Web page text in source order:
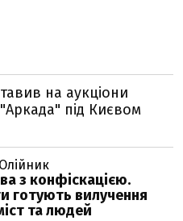
на аукціони
під Києвом
з конфіскацією.
готують вилучення
та людей